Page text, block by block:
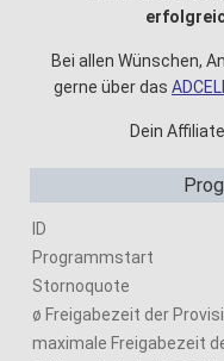
Bei allen Wünschen,
gerne über das
Dein
ID
Programmstart
Stornoquote
ø Freigabezeit der
maximale Freigabezeit